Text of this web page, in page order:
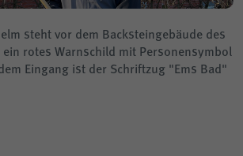
steht vor dem Backsteingebäude des
rotes Warnschild mit Personensymbol
Eingang ist der Schriftzug "Ems Bad"